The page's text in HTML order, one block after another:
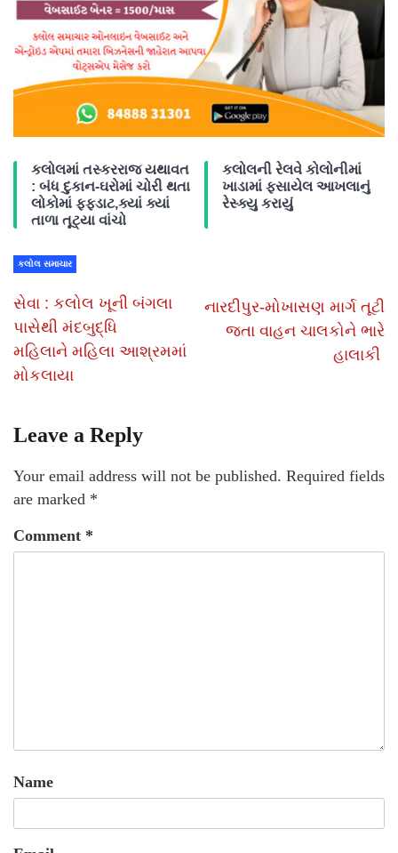
કલોલમાં તસ્કરરાજ યથાવત
: બંધ દુકાન-ઘરોમાં ચોરી થતા
લોકોમાં ફફડાટ,ક્યાં ક્યાં
તાળા તૂટ્યા વાંચો
કલોલની રેલવે કોલોનીમાં
ખાડામાં ફસાયેલ આખલાનું
રેસ્ક્યુ કરાયું
કલોલ સમાચાર
સેવા : કલોલ ખૂની બંગલા
પાસેથી મંદબુદ્ધિ
મહિલાને મહિલા આશ્રમમાં
મોકલાયા
નારદીપુર-મોખાસણ માર્ગ તૂટી
જતા વાહન ચાલકોને ભારે
હાલાકી
Leave a Reply
Your email address will not be published. Required fields
are marked *
Comment *
Name